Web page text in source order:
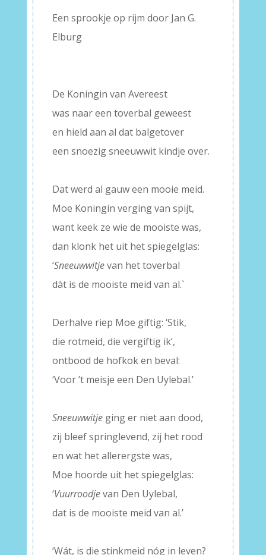
Een sprookje op rijm door Jan G.
Elburg
De Koningin van Avereest
was naar een toverbal geweest
en hield aan al dat balgetover
een snoezig sneeuwwit kindje over.
Dat werd al gauw een mooie meid.
Moe Koningin verging van spijt,
want keek ze wie de mooiste was,
dan klonk het uit het spiegelglas:
‘Sneeuwwitjevan het toverbal
dàt is de mooiste meid van al.`
Derhalve riep Moe giftig: ‘Stik,
die rotmeid, die vergiftig ik’,
ontbood de hofkok en beval:
‘Voor ’t meisje een Den Uylebal.’
Sneeuwwitjeging er niet aan dood,
zij bleef springlevend, zij het rood
en wat het allerergste was,
Moe hoorde uit het spiegelglas:
‘Vuurroodjevan Den Uylebal,
dat is de mooiste meid van al.’
‘Wát, is die stinkmeid nóg in leven?